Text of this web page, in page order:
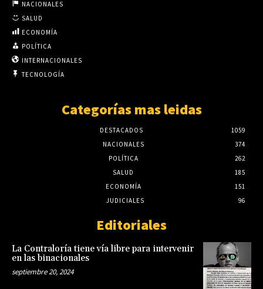
NACIONALES
SALUD
ECONOMÍA
POLÍTICA
INTERNACIONALES
TECNOLOGÍA
Categorías mas leidas
DESTACADOS
1059
NACIONALES
374
POLÍTICA
262
SALUD
185
ECONOMÍA
151
JUDICIALES
96
Editoriales
La Contraloría tiene vía libre para intervenir
en las binacionales
septiembre 20, 2024